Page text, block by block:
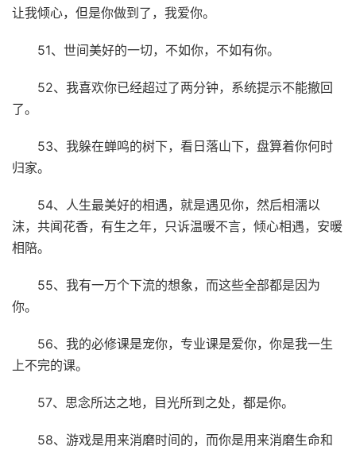
让我倾心，但是你做到了，我爱你。
51、世间美好的一切，不如你，不如有你。
52、我喜欢你已经超过了两分钟，系统提示不能撤回
了。
53、我躲在蝉鸣的树下，看日落山下，盘算着你何时
归家。
54、人生最美好的相遇，就是遇见你，然后相濡以
沫，共闻花香，有生之年，只诉温暖不言，倾心相遇，安暖
相陪。
55、我有一万个下流的想象，而这些全部都是因为
你。
56、我的必修课是宠你，专业课是爱你，你是我一生
上不完的课。
57、思念所达之地，目光所到之处，都是你。
58、游戏是用来消磨时间的，而你是用来消磨生命和